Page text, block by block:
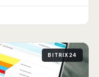
BITRIX24